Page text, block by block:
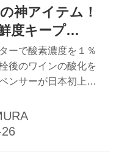
、町は川の流れに沿
けています。黒部峡
それが今回の旅の目
です。 101年の歴史
月温泉の開湯は今か
（大正12）年に遡り
商店や温泉宿の創業
わけは、温泉の...
神アイテム！
度キープ
ーで酸素濃度を１％
後のワインの酸化を
ンサーが日本初上陸
Makuake」にて最大
売実施中 ■Makuake
（税込）〜 ※2024